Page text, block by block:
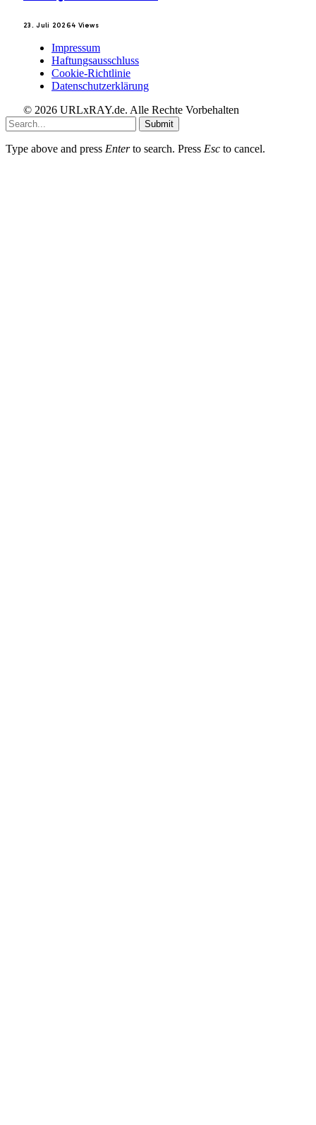
23. Juli 20264 Views
Impressum
Haftungsausschluss
Cookie-Richtlinie
Datenschutzerklärung
© 2026 URLxRAY.de. Alle Rechte Vorbehalten
Submit
Type above and press Enterto search. Press Esc to cancel.